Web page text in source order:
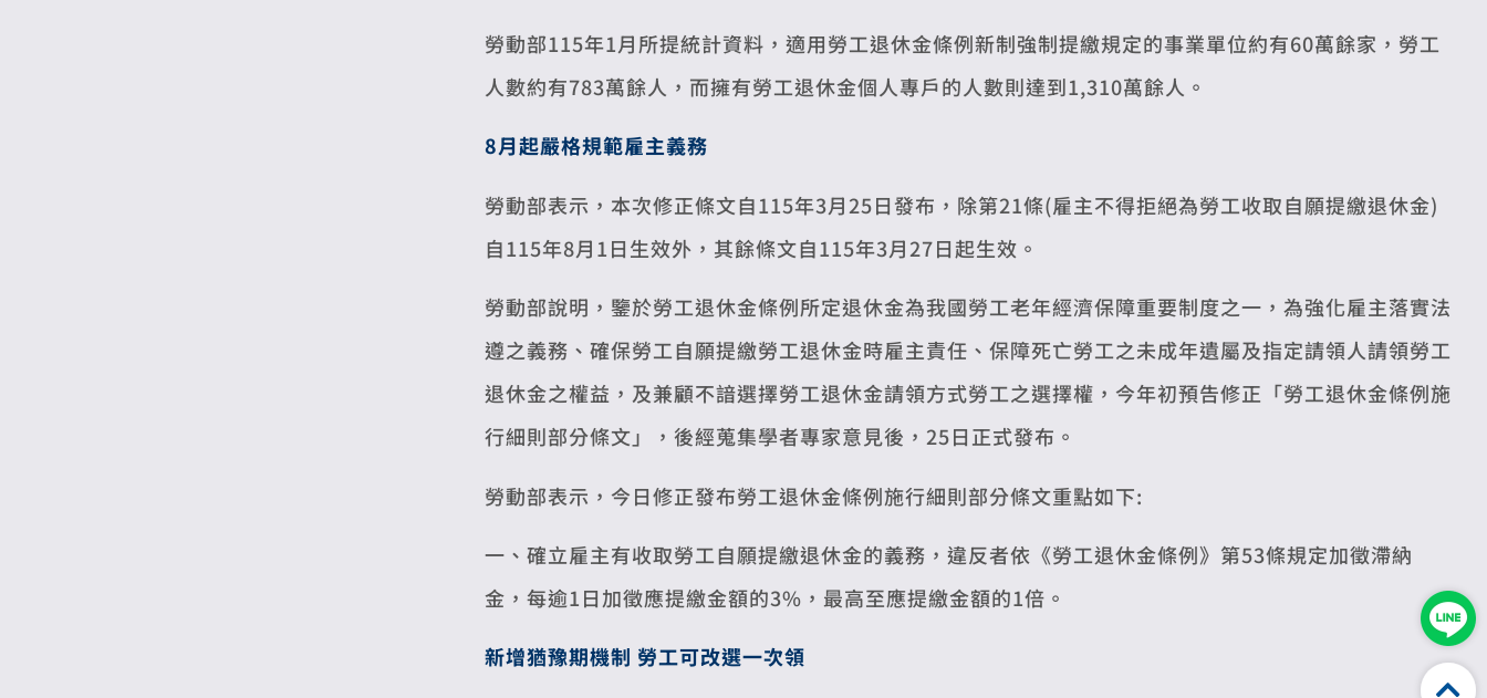
勞動部115年1月所提統計資料，適用勞工退休金條例新制強制提繳規定的事業單位約有60萬餘家，勞工
人數約有783萬餘人，而擁有勞工退休金個人專戶的人數則達到1,310萬餘人。
8月起嚴格規範雇主義務
勞動部表示，本次修正條文自115年3月25日發布，除第21條(雇主不得拒絕為勞工收取自願提繳退休金)
自115年8月1日生效外，其餘條文自115年3月27日起生效。
勞動部說明，鑒於勞工退休金條例所定退休金為我國勞工老年經濟保障重要制度之一，為強化雇主落實法
遵之義務、確保勞工自願提繳勞工退休金時雇主責任、保障死亡勞工之未成年遺屬及指定請領人請領勞工
退休金之權益，及兼顧不諳選擇勞工退休金請領方式勞工之選擇權，今年初預告修正「勞工退休金條例施
行細則部分條文」，後經蒐集學者專家意見後，25日正式發布。
勞動部表示，今日修正發布勞工退休金條例施行細則部分條文重點如下:
一、確立雇主有收取勞工自願提繳退休金的義務，違反者依《勞工退休金條例》第53條規定加徵滯納
金，每逾1日加徵應提繳金額的3%，最高至應提繳金額的1倍。
新增猶豫期機制 勞工可改選一次領